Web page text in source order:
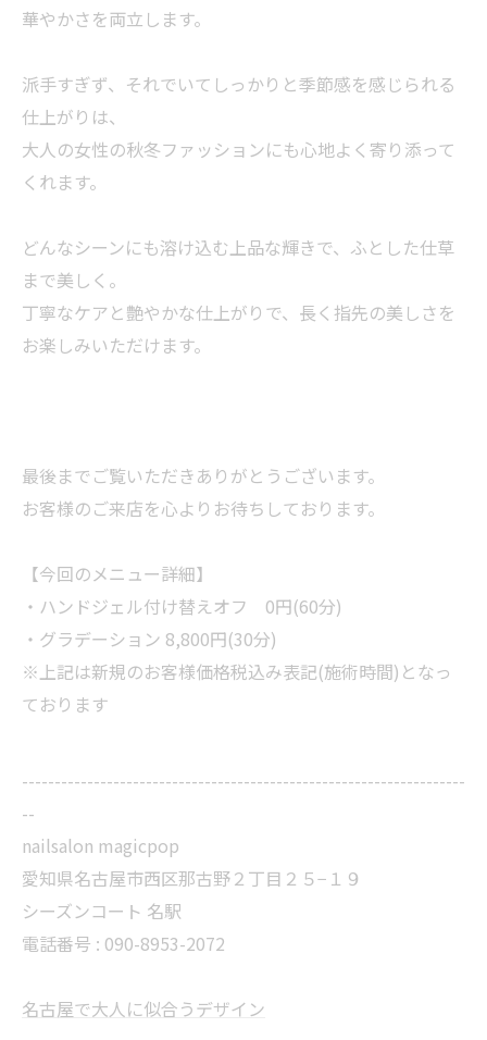
華やかさを両立します。
派手すぎず、それでいてしっかりと季節感を感じられる
仕上がりは、
大人の女性の秋冬ファッションにも心地よく寄り添って
くれます。
どんなシーンにも溶け込む上品な輝きで、ふとした仕草
まで美しく。
丁寧なケアと艶やかな仕上がりで、長く指先の美しさを
お楽しみいただけます。
最後までご覧いただきありがとうございます。
お客様のご来店を心よりお待ちしております。
【今回のメニュー詳細】
・ハンドジェル付け替えオフ 0円(60分)
・グラデーション 8,800円(30分)
※上記は新規のお客様価格税込み表記(施術時間)となっ
ております
--------------------------------------------------------------------
--
nailsalon magicpop
愛知県名古屋市西区那古野２丁目２５−１９
シーズンコート 名駅
電話番号 : 090-8953-2072
名古屋で大人に似合うデザイン